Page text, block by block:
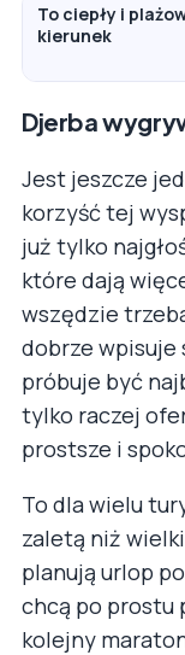
To ciepły i
kierunek
Djerba
Jest jeszcze
korzyść tej
już tylko
które dają
wszędzie
dobrze wpisuje
próbuje być
tylko raczej
prostsze i
To dla wielu
zaletą niż
planują urlop
chcą po prostu
kolejny